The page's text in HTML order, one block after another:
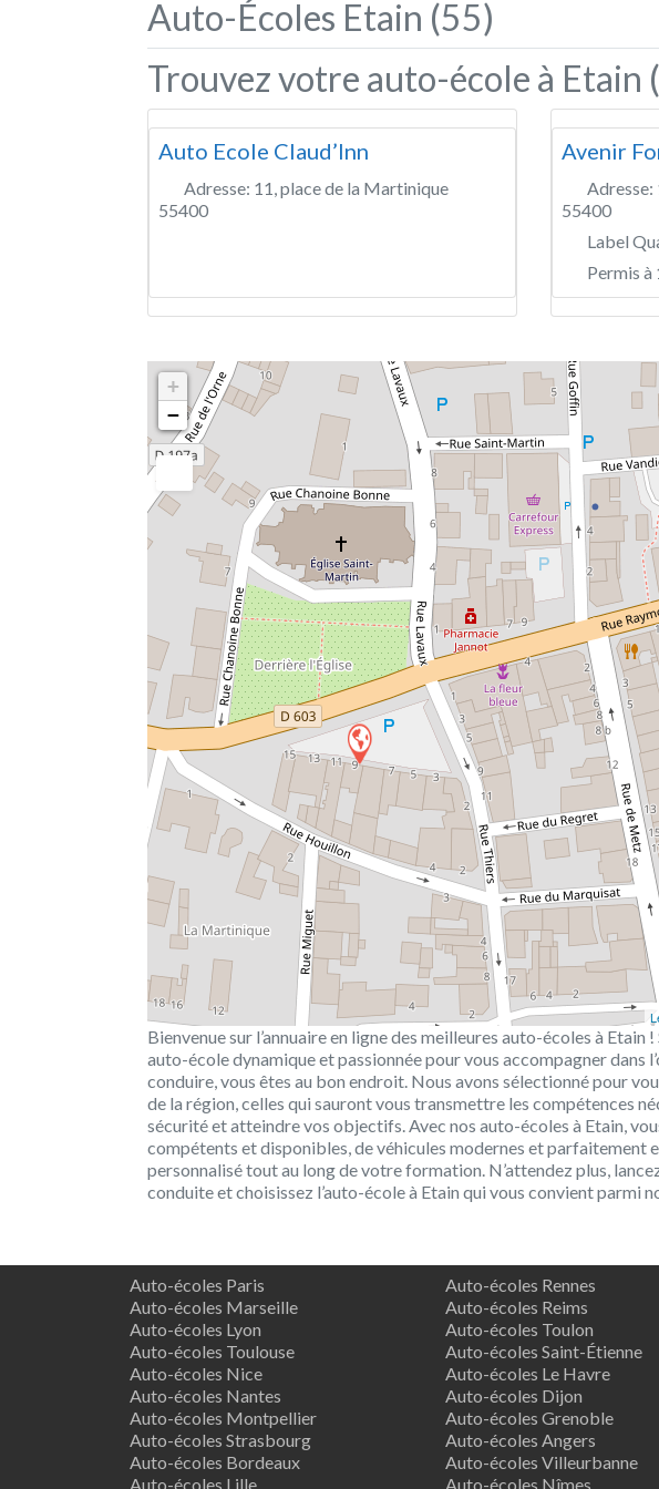
Auto-Écoles Etain (55)
Trouvez votre auto-école à Etain
Auto Ecole Claud’Inn
Adresse: 11, place de la Martinique
55400
Avenir
Adresse:
55400
Label
Permis à
+
−
Bienvenue sur l’annuaire en ligne des meilleures auto-écoles à Etain !
auto-école dynamique et passionnée pour vous accompagner dans
conduire, vous êtes au bon endroit. Nous avons sélectionné pour
de la région, celles qui sauront vous transmettre les compétences
sécurité et atteindre vos objectifs. Avec nos auto-écoles à Etain,
compétents et disponibles, de véhicules modernes et parfaitement
personnalisé tout au long de votre formation. N’attendez plus,
conduite et choisissez l’auto-école à Etain qui vous convient parmi
Auto-écoles Paris
Auto-écoles Marseille
Auto-écoles Lyon
Auto-écoles Toulouse
Auto-écoles Nice
Auto-écoles Nantes
Auto-écoles Montpellier
Auto-écoles Strasbourg
Auto-écoles Bordeaux
Auto-écoles Lille
Auto-écoles Rennes
Auto-écoles Reims
Auto-écoles Toulon
Auto-écoles Saint-Étienne
Auto-écoles Le Havre
Auto-écoles Dijon
Auto-écoles Grenoble
Auto-écoles Angers
Auto-écoles Villeurbanne
Auto-écoles Nîmes